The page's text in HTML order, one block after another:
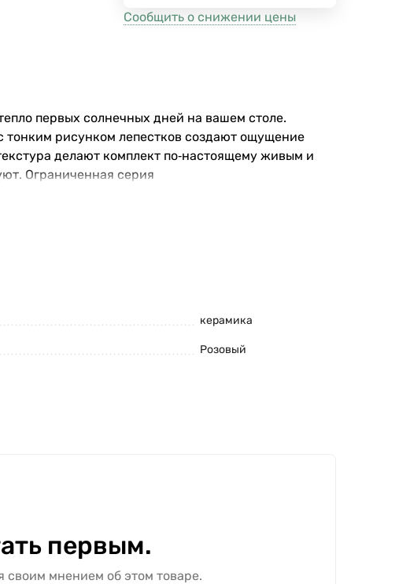
Сообщить о снижении цены
первых солнечных дней на вашем столе.
тонким рисунком лепестков создают ощущение
делают комплект по‑настоящему живым и
Ограниченная серия
керамика
Розовый
первым.
своим мнением об этом товаре.